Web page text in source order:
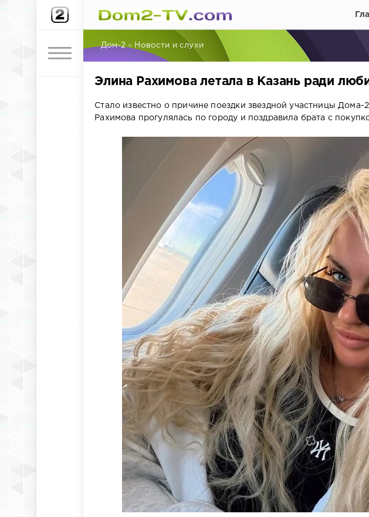
Дом-2 » Новости и слухи
Элина Рахимова летала в Казань ради
Стало известно о причине поездки звездной участницы Дома-
Рахимова прогулялась по городу и поздравила брата с